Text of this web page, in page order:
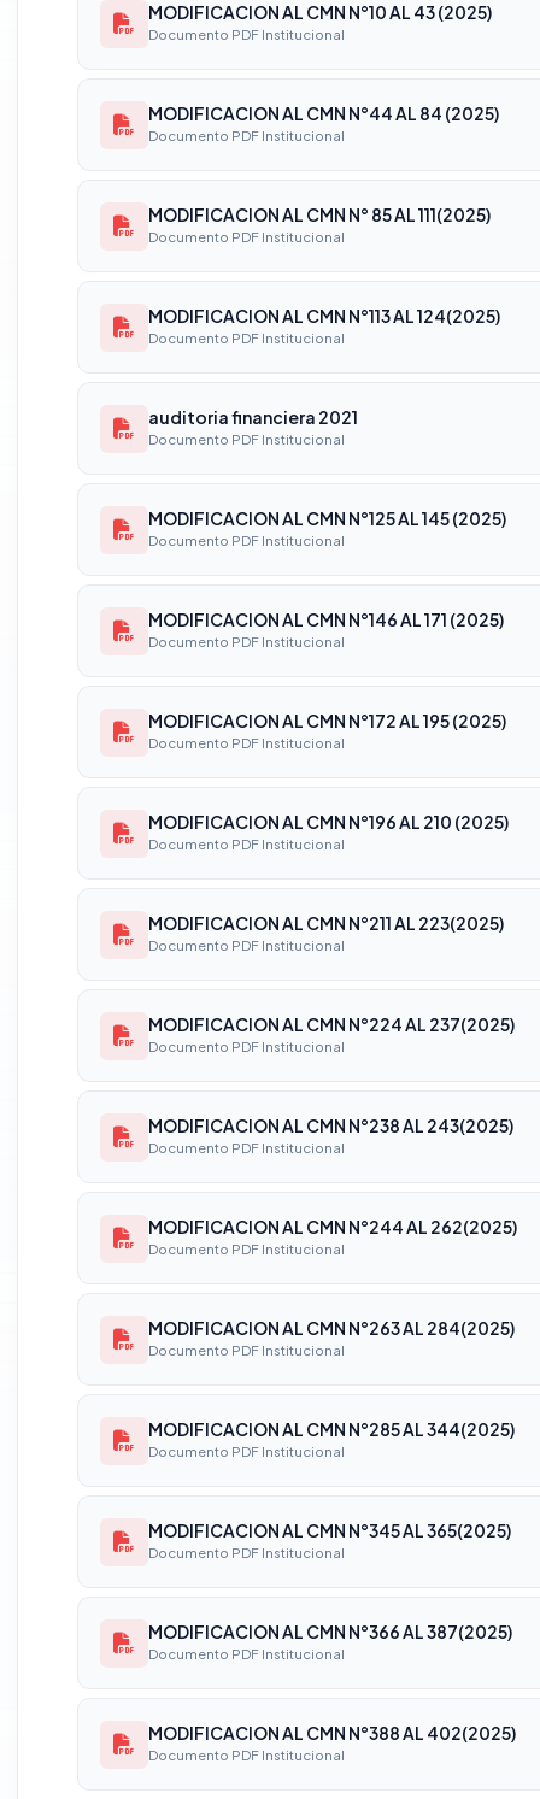
MODIFICACION AL CMN N°10 AL 43 (2025)
Documento PDF Institucional
MODIFICACION AL CMN N°44 AL 84 (2025)
Documento PDF Institucional
MODIFICACION AL CMN N° 85 AL 111(2025)
Documento PDF Institucional
MODIFICACION AL CMN N°113 AL 124(2025)
Documento PDF Institucional
auditoria financiera 2021
Documento PDF Institucional
MODIFICACION AL CMN N°125 AL 145 (2025)
Documento PDF Institucional
MODIFICACION AL CMN N°146 AL 171 (2025)
Documento PDF Institucional
MODIFICACION AL CMN N°172 AL 195 (2025)
Documento PDF Institucional
MODIFICACION AL CMN N°196 AL 210 (2025)
Documento PDF Institucional
MODIFICACION AL CMN N°211 AL 223(2025)
Documento PDF Institucional
MODIFICACION AL CMN N°224 AL 237(2025)
Documento PDF Institucional
MODIFICACION AL CMN N°238 AL 243(2025)
Documento PDF Institucional
MODIFICACION AL CMN N°244 AL 262(2025)
Documento PDF Institucional
MODIFICACION AL CMN N°263 AL 284(2025)
Documento PDF Institucional
MODIFICACION AL CMN N°285 AL 344(2025)
Documento PDF Institucional
MODIFICACION AL CMN N°345 AL 365(2025)
Documento PDF Institucional
MODIFICACION AL CMN N°366 AL 387(2025)
Documento PDF Institucional
MODIFICACION AL CMN N°388 AL 402(2025)
Documento PDF Institucional